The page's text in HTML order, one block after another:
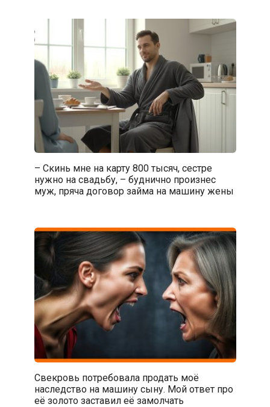
– Скинь мне на карту 800 тысяч, сестре
нужно на свадьбу, – буднично произнес
муж, пряча договор займа на машину жены
Свекровь потребовала продать моё
наследство на машину сыну. Мой ответ про
её золото заставил её замолчать